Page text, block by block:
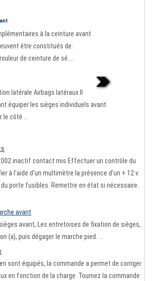
à la ceinture avant
être constitués de :
de ceinture de sé ...
latérale Airbags latéraux Il
équiper les sièges individuels avant
côté ...
inactif contact mis Effectuer un contrôle du
à l'aide d'un multimètre la présence d'un + 12 v
porte fusibles. Remettre en état si nécessaire.
avant
avant, Les entretoises de fixation de sièges,
(a), puis dégager le marche pied. ...
sont équipés, la commande a permet de corriger
en fonction de la charge. Tournez la commande